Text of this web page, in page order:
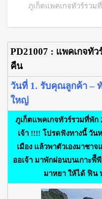
ภูเก็ตแพคเกจทัวร์รวม
PD21007 : แพคเกจทั
คืน
วันที่ 1. รับคุณลูกค้า – ทั
ใหญ่
ภูเก็ตแพคเกจทัวร์รวมที่พัก
เจ้า !!!! โปรดฟังทางนี้ วัน
เมือง แล้วพาตัวเองมาชา
ออเจ้า มาพักผ่อนบนเกาะพีี
มาหยา ให้ได้ ฟิน